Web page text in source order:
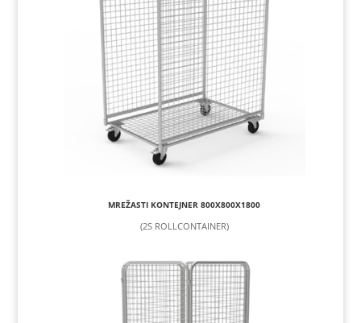
MREŽASTI KONTEJNER 800X800X1800
(2S ROLLCONTAINER)